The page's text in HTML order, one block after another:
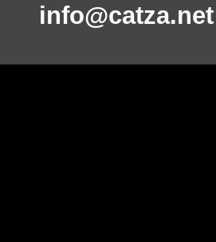
info@catza.net